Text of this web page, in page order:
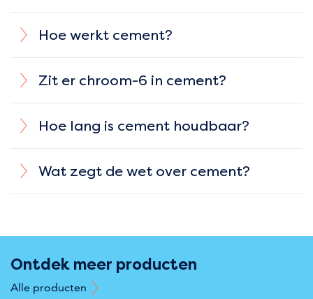
Hoe werkt cement?
Zit er chroom-6 in cement?
Hoe lang is cement houdbaar?
Wat zegt de wet over cement?
Ontdek meer producten
Alle producten